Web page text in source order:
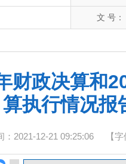
文 号：
财政决算和
算执行情况报
：2021-12-21 09:25:06 【